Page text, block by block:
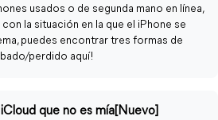
usados ​​o de segunda mano en línea,
la situación en la que el iPhone se
puedes encontrar tres formas de
perdido aquí!
que no es mía[Nuevo]